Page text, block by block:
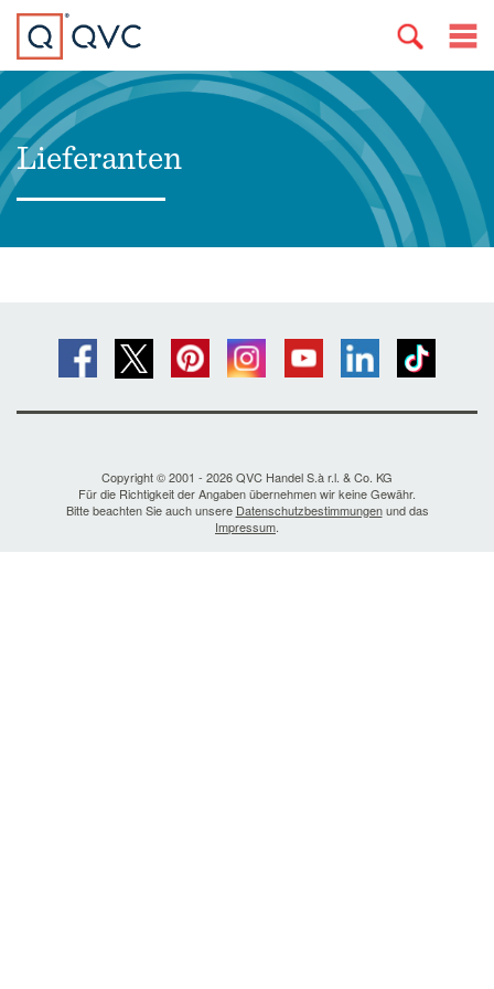
Lieferanten
Copyright © 2001 - 2026 QVC Handel S.à r.l. & Co. KG
Für die Richtigkeit der Angaben übernehmen wir keine Gewähr.
Bitte beachten Sie auch unsere Datenschutzbestimmungenund das
Impressum.